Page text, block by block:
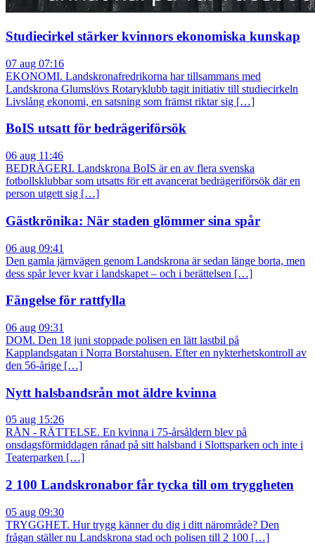
Studiecirkel stärker kvinnors ekonomiska kunskap
07 aug 07:16
EKONOMI. Landskronafredrikorna har tillsammans med
Landskrona Glumslövs Rotaryklubb tagit initiativ till studiecirkeln
Livslång ekonomi, en satsning som främst riktar sig […]
BoIS utsatt för bedrägeriförsök
06 aug 11:46
BEDRÄGERI. Landskrona BoIS är en av flera svenska
fotbollsklubbar som utsatts för ett avancerat bedrägeriförsök där en
person utgett sig […]
Gästkrönika: När staden glömmer sina spår
06 aug 09:41
Den gamla järnvägen genom Landskrona är sedan länge borta, men
dess spår lever kvar i landskapet – och i berättelsen […]
Fängelse för rattfylla
06 aug 09:31
DOM. Den 18 juni stoppade polisen en lätt lastbil på
Kapplandsgatan i Norra Borstahusen. Efter en nykterhetskontroll av
den 56-årige […]
Nytt halsbandsrån mot äldre kvinna
05 aug 15:26
RÅN - RÄTTELSE. En kvinna i 75-årsåldern blev på
onsdagsförmiddagen rånad på sitt halsband i Slottsparken och inte i
Teaterparken […]
2 100 Landskronabor får tycka till om tryggheten
05 aug 09:30
TRYGGHET. Hur trygg känner du dig i ditt närområde? Den
frågan ställer nu Landskrona stad och polisen till 2 100 […]